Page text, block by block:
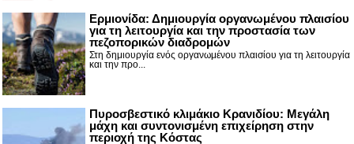
Ερμιονίδα: Δημιουργία οργανωμένου πλαισίου
για τη λειτουργία και την προστασία των
πεζοπορικών διαδρομών
Στη δημιουργία ενός οργανωμένου πλαισίου για τη λειτουργία
και την προ...
Πυροσβεστικό κλιμάκιο Κρανιδίου: Μεγάλη
μάχη και συντονισμένη επιχείρηση στην
περιοχή της Κόστας